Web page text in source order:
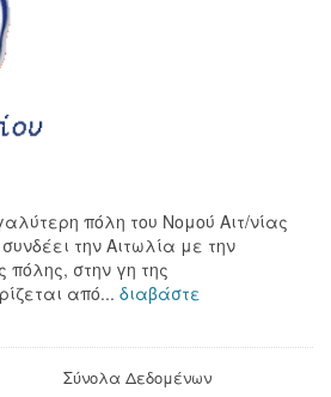
πόλη του Νομού Αιτ/νίας
την Αιτωλία με την
πόλης, στην γη της
από... διαβάστε
Σύνολα Δεδομένων